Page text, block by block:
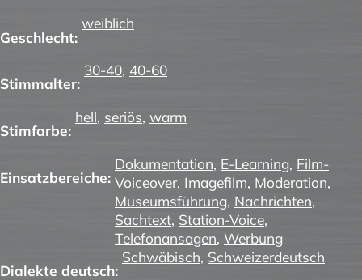
Geschlecht:
weiblich
Stimmalter:
30-40, 40-60
Stimfarbe:
hell, seriös, warm
Einsatzbereiche:
Dokumentation, E-Learning, Film-
Voiceover, Imagefilm, Moderation,
Museumsführung, Nachrichten,
Sachtext, Station-Voice,
Telefonansagen, Werbung
Dialekte deutsch:
Schwäbisch, Schweizerdeutsch